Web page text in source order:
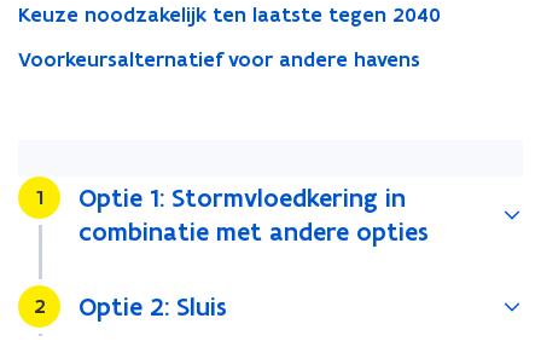
Keuze noodzakelijk ten laatste tegen 2040
Voorkeursalternatief voor andere havens
Stap
1
Optie 1: Stormvloedkering in
combinatie met andere opties
Stap
2 Optie 2: Sluis